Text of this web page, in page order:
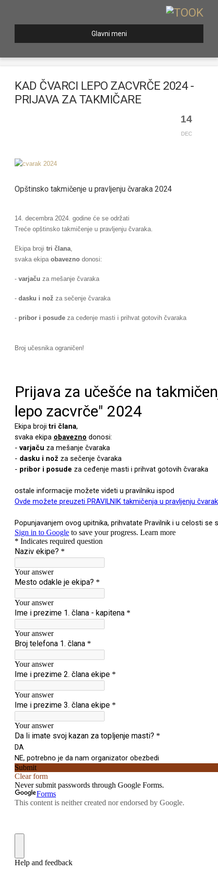
Glavni meni
KAD ČVARCI LEPO ZACVRČE 2024 -
PRIJAVA ZA TAKMIČARE
14
DEC
Opštinsko takmičenje u pravljenju čvaraka 2024
14. decembra 2024. godine će se održati
Treće opštinsko takmičenje u pravljenju čvaraka.
Ekipa broji tri člana,
svaka ekipa obavezno donosi:
- varjaču za mešanje čvaraka
- dasku i nož za sečenje čvaraka
- pribor i posude za ceđenje masti i prihvat gotovih čvaraka
Broj učesnika ograničen!